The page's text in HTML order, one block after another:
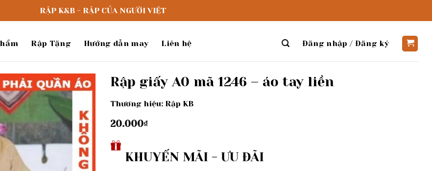
RẬP K&B - RẬP CỦA NGƯỜI VIỆT
Rập Tặng Hướng dẫn may Liên hệ Đăng nhập / Đăng ký
wishlist
Rập giấy A0 mã 1246 – áo tay liền
Thương hiệu: Rập KB
20.000₫
KHUYẾN MÃI - ƯU ĐÃI